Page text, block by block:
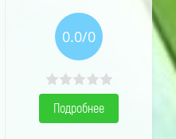
0.0/0
Подробнее